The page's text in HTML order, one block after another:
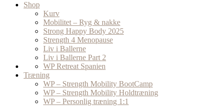
Shop
Kurv
Mobilitet – Ryg & nakke
Strong Happy Body 2025
Strength 4 Menopause
Liv i Ballerne
Liv i Ballerne Part 2
WP Retreat Spanien
Træning
WP – Strength Mobility BootCamp
WP – Strength Mobility Holdtræning
WP – Personlig træning 1:1